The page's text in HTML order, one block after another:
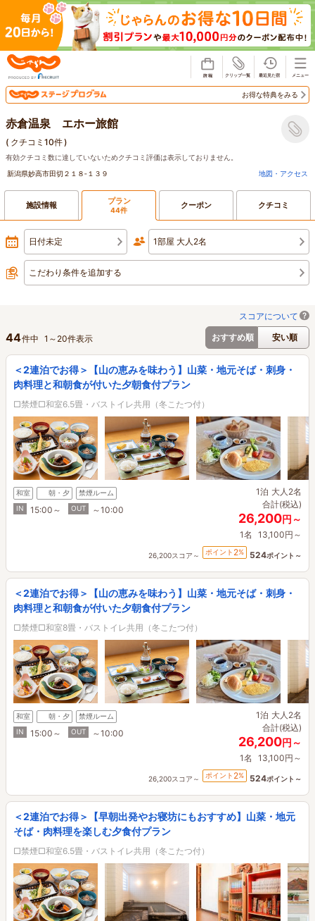
お得な特典をみる
赤倉温泉 エホー旅館
( クチコミ10件)
有効クチコミ数に達していないためクチコミ評価は表示しておりません。
新潟県妙高市田切２１８‐１３９
地図・アクセス
施設情報 プラン
44件 クーポン クチコミ
日付未定 1部屋 大人2名
こだわり条件を追加する
スコアについて
おすすめ順
安い順
44件中 1 ～ 20件表示
＜2連泊でお得＞【山の恵みを味わう】山菜・地元そば・刺身・
肉料理と和朝食が付いた夕朝食付プラン
□禁煙□和室6.5畳・バストイレ共用（冬こたつ付）
和室 朝・夕
禁煙ルーム
IN
15:00～ OUT ～10:00
1泊 大人2名
合計(税込)
26,200円～
1名 13,100円～
26,200スコア～ ポイント 2% 524ポイント～
＜2連泊でお得＞【山の恵みを味わう】山菜・地元そば・刺身・
肉料理と和朝食が付いた夕朝食付プラン
□禁煙□和室8畳・バストイレ共用（冬こたつ付）
和室 朝・夕
禁煙ルーム
IN
15:00～ OUT ～10:00
1泊 大人2名
合計(税込)
26,200円～
1名 13,100円～
26,200スコア～ ポイント 2% 524ポイント～
＜2連泊でお得＞【早朝出発やお寝坊にもおすすめ】山菜・地元
そば・肉料理を楽しむ夕食付プラン
□禁煙□和室6.5畳・バストイレ共用（冬こたつ付）